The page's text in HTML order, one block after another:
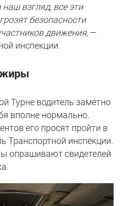
взгляд, все эти
безопасности
движения, —
инспекции.
Турне водитель заметно
вполне нормально.
его просят пройти в
Транспортной инспекции.
опрашивают свидетелей